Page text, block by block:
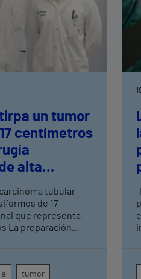
un tumor
centímetros
alta
tubular
de 17
que representa
tumor